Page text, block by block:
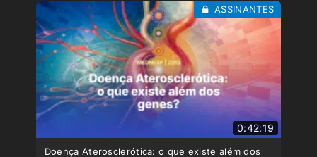
0:42:19
Doença Aterosclerótica: o que existe além dos
ASSINANTES